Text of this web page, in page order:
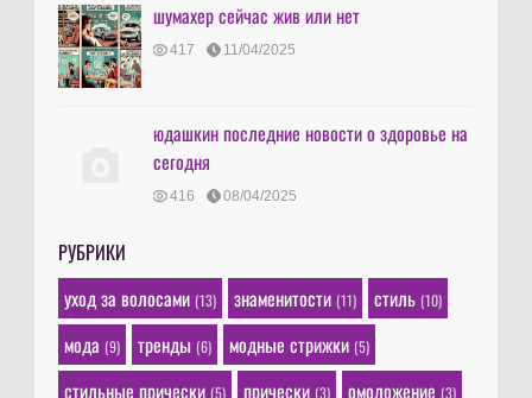
шумахер сейчас жив или нет
417 11/04/2025
юдашкин последние новости о здоровье на
сегодня
416 08/04/2025
РУБРИКИ
уход за волосами (13) знаменитости (11) стиль (10)
мода (9) тренды (6) модные стрижки (5)
стильные прически (5) прически (3) омоложение (3)